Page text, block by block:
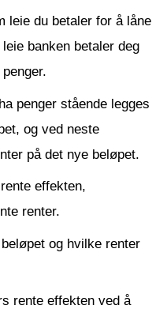
leie du betaler for å låne
banken betaler deg
penger stående legges
og ved neste
på det nye beløpet.
effekten,
renter.
og hvilke renter
rente effekten ved å